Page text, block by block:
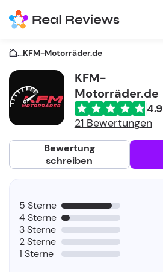
...KFM-Motorräder.de
KFM-
Motorräder.de
4.9
21 Bewertungen
Bewertung
schreiben
5 Sterne
4 Sterne
3 Sterne
2 Sterne
1 Sterne